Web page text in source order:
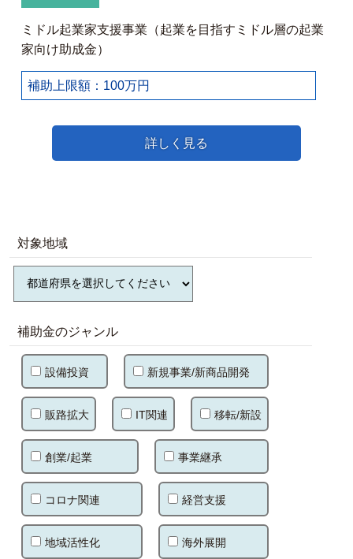
ミドル起業家支援事業（起業を目指すミドル層の起業
家向け助成金）
補助上限額：100万円
詳しく見る
対象地域
補助金のジャンル
設備投資 新規事業/新商品開発
販路拡大 IT関連 移転/新設
創業/起業 事業継承
コロナ関連 経営支援
地域活性化 海外展開